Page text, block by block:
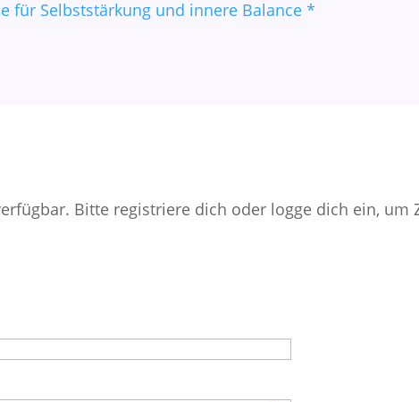
Bitte registriere dich oder logge dich ein, um